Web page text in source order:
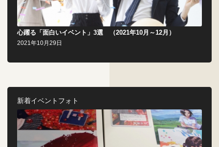
心躍る「面白いイベント」3選 （2021年10月～12月）
2021年10月29日
新着イベントフォト